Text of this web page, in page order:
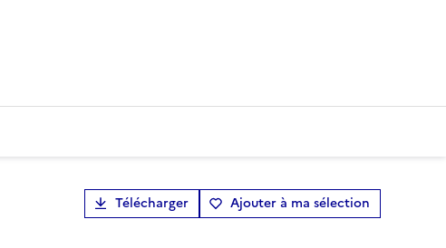
Télécharger Ajouter à ma sélection